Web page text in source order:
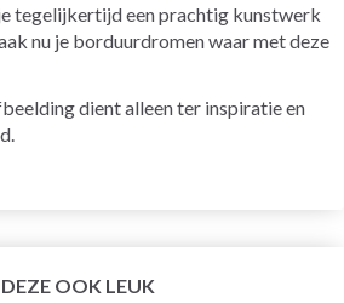
tegelijkertijd een prachtig kunstwerk
nu je borduurdromen waar met deze
dient alleen ter inspiratie en
OOK LEUK